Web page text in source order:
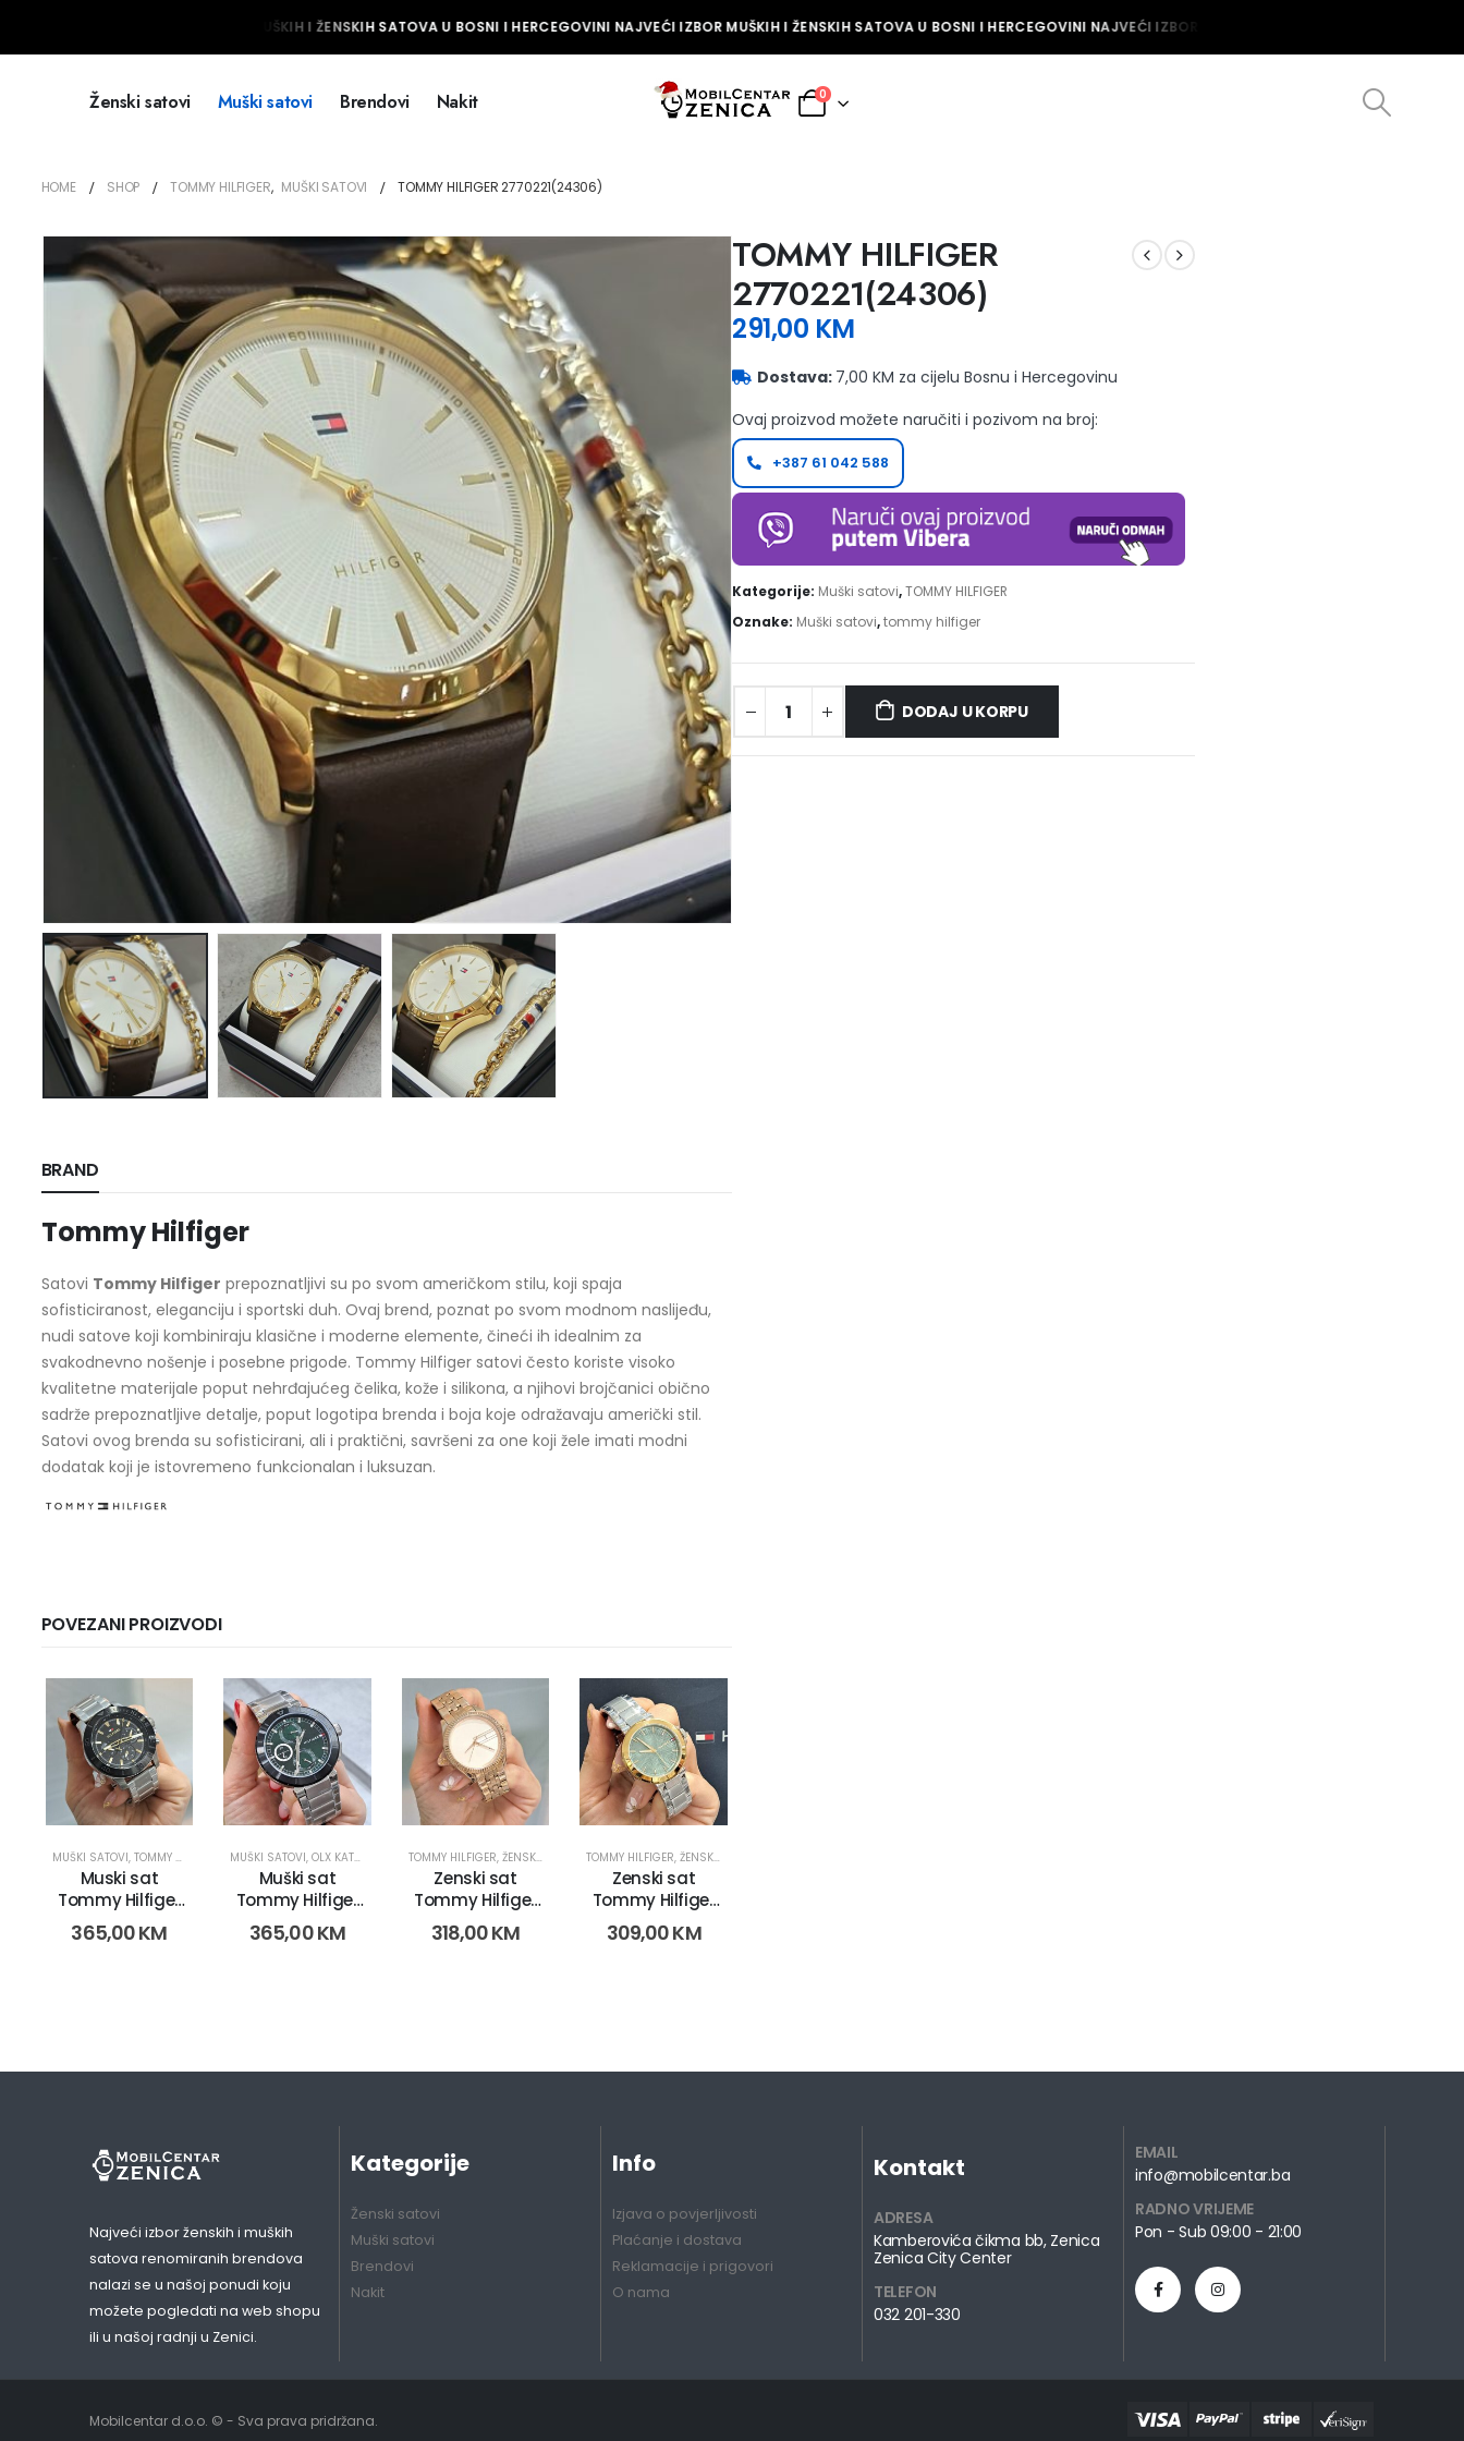
NAJVEĆI IZBOR MUŠKIH I ŽENSKIH SATOVA U BOSNI I HERCEGOVINI NAJVEĆI IZBOR MUŠKIH I ŽENSKIH SATOVA U BOSNI I HERCEGOVINI NAJVEĆI IZBOR MUŠKIH I ŽENSKIH SATOVA U
Ženski satovi Muški satovi Brendovi Nakit 0
HOME SHOP TOMMY HILFIGER, MUŠKI SATOVI TOMMY HILFIGER 2770221(24306)
BRAND
Tommy Hilfiger
Satovi Tommy Hilfiger prepoznatljivi su po svom američkom stilu, koji spaja
sofisticiranost, eleganciju i sportski duh. Ovaj brend, poznat po svom modnom naslijeđu,
nudi satove koji kombiniraju klasične i moderne elemente, čineći ih idealnim za
svakodnevno nošenje i posebne prigode. Tommy Hilfiger satovi često koriste visoko
kvalitetne materijale poput nehrđajućeg čelika, kože i silikona, a njihovi brojčanici obično
sadrže prepoznatljive detalje, poput logotipa brenda i boja koje odražavaju američki stil.
Satovi ovog brenda su sofisticirani, ali i praktični, savršeni za one koji žele imati modni
dodatak koji je istovremeno funkcionalan i luksuzan.
POVEZANI PROIZVODI
MUŠKI SATOVI, TOMMY HILFIGER
Muski sat
Tommy Hilfiger
1792114 (16841)
365,00KM
MUŠKI SATOVI,OLX KATEGORIJE SATOVI, TOMMY HILFIGER
Muški sat
Tommy Hilfiger
1792117 (16610)
365,00KM
TOMMY HILFIGER, ŽENSKI SATOVI
Zenski sat
Tommy Hilfiger
1782082 (12429)
318,00KM
TOMMY HILFIGER,ŽENSKI SATOVI
Zenski sat
Tommy Hilfiger
1782778 (23042)
309,00KM
TOMMY HILFIGER
2770221(24306)
291,00 KM
Dostava: 7,00 KM za cijelu Bosnu i Hercegovinu
Ovaj proizvod možete naručiti i pozivom na broj:
+387 61 042 588
Kategorije: Muški satovi,TOMMY HILFIGER
Oznake: Muški satovi,tommy hilfiger
DODAJ U KORPU
Najveći izbor ženskih i muških
satova renomiranih brendova
nalazi se u našoj ponudi koju
možete pogledati na web shopu
ili u našoj radnji u Zenici.
Kategorije
Ženski satovi
Muški satovi
Brendovi
Nakit
Info
Izjava o povjerljivosti
Plaćanje i dostava
Reklamacije i prigovori
O nama
Kontakt
ADRESA
Kamberovića čikma bb, Zenica
Zenica City Center
TELEFON
032 201-330
EMAIL
info@mobilcentar.ba
RADNO VRIJEME
Pon - Sub 09:00 - 21:00
Mobilcentar d.o.o. © - Sva prava pridržana.